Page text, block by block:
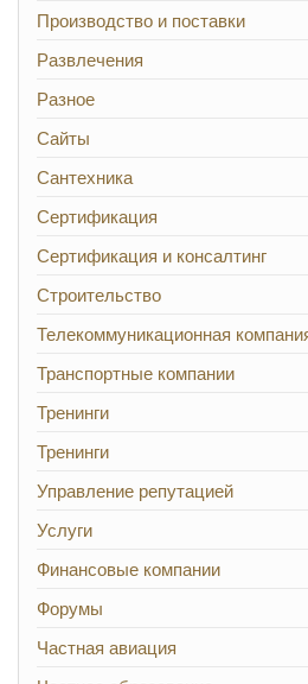
Производство и поставки
Развлечения
Разное
Сайты
Сантехника
Сертификация
Сертификация и консалтинг
Строительство
Телекоммуникационная
Транспортные компании
Тренинги
Тренинги
Управление репутацией
Услуги
Финансовые компании
Форумы
Частная авиация